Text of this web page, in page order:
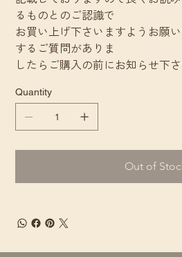
るものとのご認識で
お買い上げ下さいますようお願
するご質問がありま
したらご購入の前にお知らせ下さ
Quantity
Out of